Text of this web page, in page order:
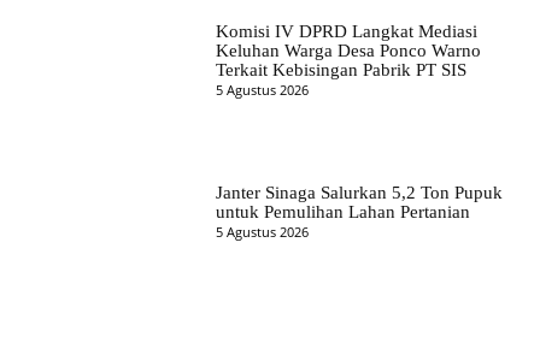
Komisi IV DPRD Langkat Mediasi
Keluhan Warga Desa Ponco Warno
Terkait Kebisingan Pabrik PT SIS
5 Agustus 2026
Janter Sinaga Salurkan 5,2 Ton Pupuk
untuk Pemulihan Lahan Pertanian
5 Agustus 2026